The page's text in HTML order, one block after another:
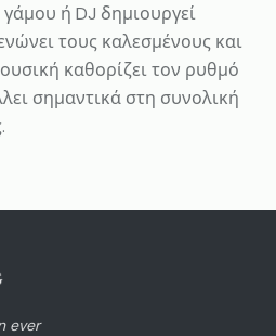
ή DJ δημιουργεί
τους καλεσμένους και
καθορίζει τον ρυθμό
σημαντικά στη συνολική
ever